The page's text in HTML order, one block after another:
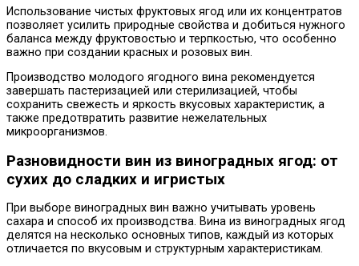
Использование чистых фруктовых ягод или их концентратов
позволяет усилить природные свойства и добиться нужного
баланса между фруктовостью и терпкостью, что особенно
важно при создании красных и розовых вин.
Производство молодого ягодного вина рекомендуется
завершать пастеризацией или стерилизацией, чтобы
сохранить свежесть и яркость вкусовых характеристик, а
также предотвратить развитие нежелательных
микроорганизмов.
Разновидности вин из виноградных ягод: от
сухих до сладких и игристых
При выборе виноградных вин важно учитывать уровень
сахара и способ их производства. Вина из виноградных ягод
делятся на несколько основных типов, каждый из которых
отличается по вкусовым и структурным характеристикам.